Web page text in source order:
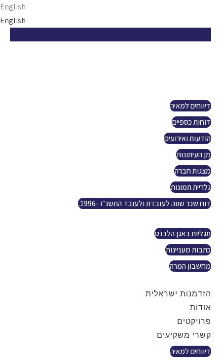
content
English
English
דיווחים למאיה
דוחות כספיים
הודעות ואירועים
מן העיתונות
מצגות חברה
גלריית תמונות
דוח שכר שווה לעובדת ולעובד התשנ״ו -1996.
תגליות באגן הלבנט
כתבות מעניינות
מחשבון המרה
הזדמנות ישראלית
אודות
פרויקטים
קשרי משקיעים
דיווחים למאיה